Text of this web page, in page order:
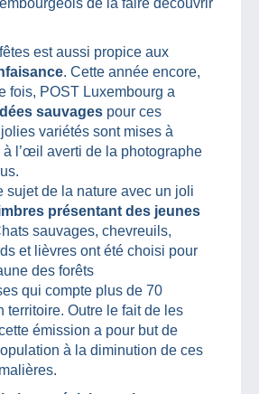
de la faire découvrir
est aussi propice aux
. Cette année encore,
fois, POST Luxembourg a
sauvages pour ces
variétés sont mises à
à l’œil averti de la photographe
sujet de la nature avec un joli
présentant des jeunes
sauvages, chevreuils,
et lièvres ont été choisi pour
des forêts
qui compte plus de 70
territoire. Outre le fait de les
émission a pour but de
à la diminution de ces